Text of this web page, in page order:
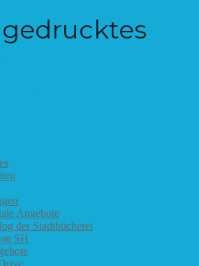
Angebote
der Stadtbücherei
SH